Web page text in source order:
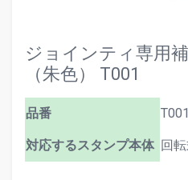
ジョインティ専用
（朱色） T001
品番 T001
対応するスタンプ本体 回